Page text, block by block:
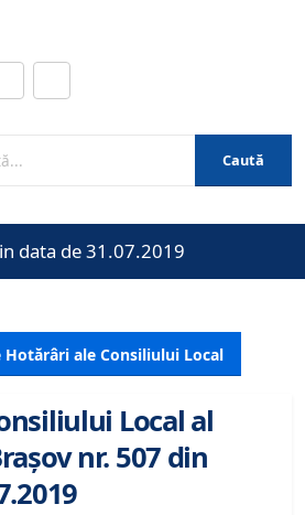
Caută
data de 31.07.2019
ale Consiliului Local
Local al
nr. 507 din